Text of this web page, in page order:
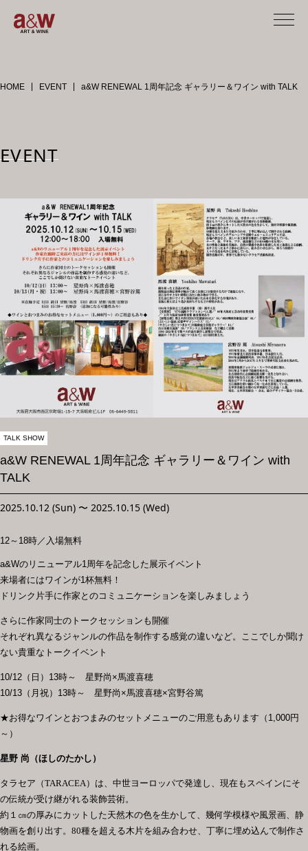
CALENDAR
RENTAL SPACE
ACCESS
CONTACT
HOME EVENT a&W RENEWAL 1周年記念 ギャラリー＆ワイン with TALK
EVENT
TALK SHOW
a&W RENEWAL 1周年記念 ギャラリー＆ワイン with
TALK
2025.10.12 (Sun) 〜 2025.10.15 (Wed)
12～18時／入場無料
a&Wのリニューアル1周年を記念した展示イベント
来場者にはワインが1杯無料！
ドリンク片手に作家とのコミュニケーションを楽しみましょう
さらに作家同士のトークセッションも開催
それぞれ異なるジャンルの作品を制作する感覚の違いなど。ここでしか聞け
ない貴重なトークイベント
10/12（日）13時～ 星野尚×馬渡喜穂
10/13（月祝）13時～ 星野尚×馬渡喜穂×宮野谷篤
★お得なワインとおつまみのセットメニューのご用意もあります（1,000円
～）
星野 尚（ほしのたかし）
タラセア（TARACEA ）は、中世ヨーロッパで発達し、現在もスペインにそ
の伝統が受け継がれる装飾芸術。
約１㎝の厚みにカットした天然木の色を生かして、幾何学模様や風景画、静
物画を創り出す。 80種を超える木片を組み合わせ、丁寧に埋め込んで制作さ
れる絵画。